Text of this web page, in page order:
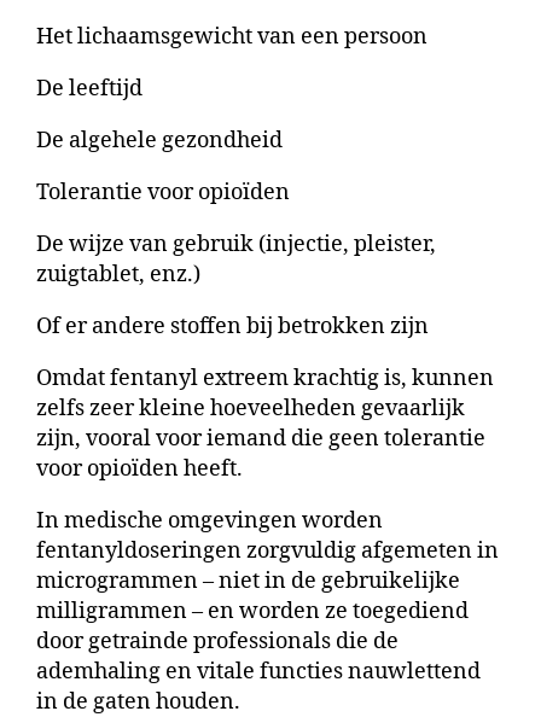
Het lichaamsgewicht van een persoon
De leeftijd
De algehele gezondheid
Tolerantie voor opioïden
De wijze van gebruik (injectie, pleister,
zuigtablet, enz.)
Of er andere stoffen bij betrokken zijn
Omdat fentanyl extreem krachtig is, kunnen
zelfs zeer kleine hoeveelheden gevaarlijk
zijn, vooral voor iemand die geen tolerantie
voor opioïden heeft.
In medische omgevingen worden
fentanyldoseringen zorgvuldig afgemeten in
microgrammen – niet in de gebruikelijke
milligrammen – en worden ze toegediend
door getrainde professionals die de
ademhaling en vitale functies nauwlettend
in de gaten houden.